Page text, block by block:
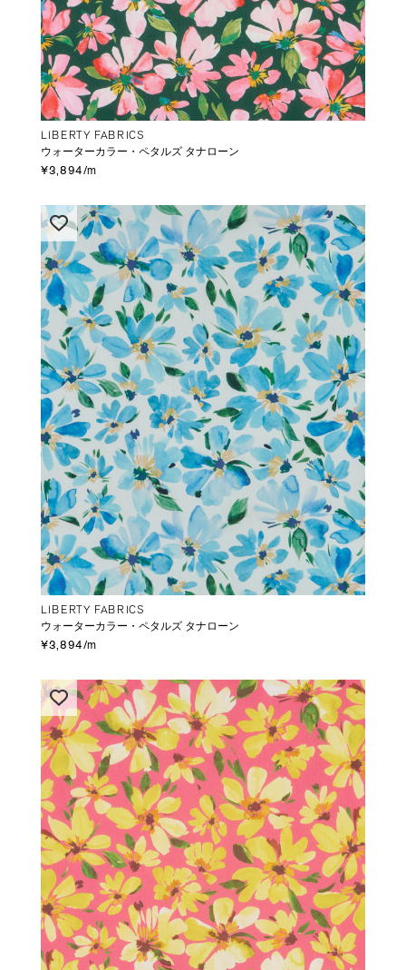
LIBERTY FABRICS
ウォーターカラー・ペタルズ タナローン
¥3,894/m
LIBERTY FABRICS
ウォーターカラー・ペタルズ タナローン
¥3,894/m